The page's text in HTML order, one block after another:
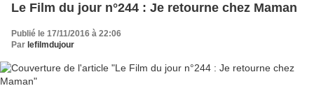
Le Film du jour n°244 : Je retourne chez Maman
Publié le 17/11/2016 à 22:06
Par lefilmdujour